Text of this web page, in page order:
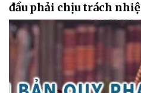
đầu phải chịu trách